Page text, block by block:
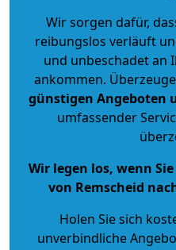
Wir sorgen dafür,
reibungslos verläuft
und unbeschadet an
ankommen.
günstigen Angeboten
umfassender
Wir legen los, wenn
von Remscheid
Holen Sie sich
unverbindliche